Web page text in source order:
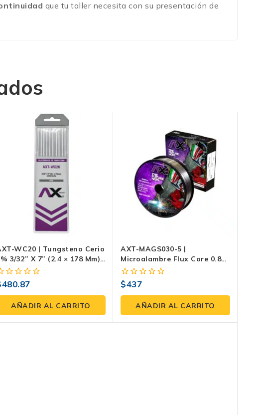
que tu taller necesita con su presentación de
WC20 | Tungsteno Cerio
3/32” X 7” (2.4 × 178 Mm)
TIG – Blíster 10 Piezas
480.87
AÑADIR AL CARRITO
AXT-MAGS030-5 |
Microalambre Flux Core 0.8
Mm (0.030”) SIN GAS – Rollo
5.0 Kg (E71T-GS)
0
fuera
5
$437
AÑADIR AL CARRITO